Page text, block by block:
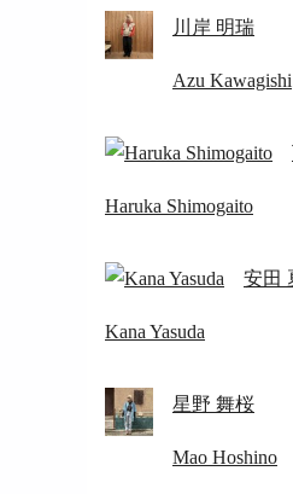
川岸 明瑞
Azu Kawagishi
Haruka Shimogaito
安田
Kana Yasuda
星野 舞桜
Mao Hoshino